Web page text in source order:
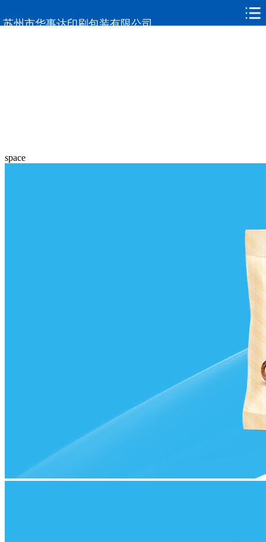
苏州市华事达印刷包装有限公司
space